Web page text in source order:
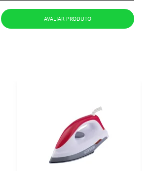
AVALIAR PRODUTO